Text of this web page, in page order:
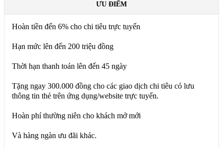
ƯU ĐIỂM
Hoàn tiền đến 6% cho chi tiêu trực tuyến
Hạn mức lên đến 200 triệu đồng
Thời hạn thanh toán lên đến 45 ngày
Tặng ngay 300.000 đồng cho các giao dịch chi tiêu có lưu
thông tin thẻ trên ứng dụng/website trực tuyến.
Hoàn phí thường niên cho khách mở mới
Và hàng ngàn ưu đãi khác.